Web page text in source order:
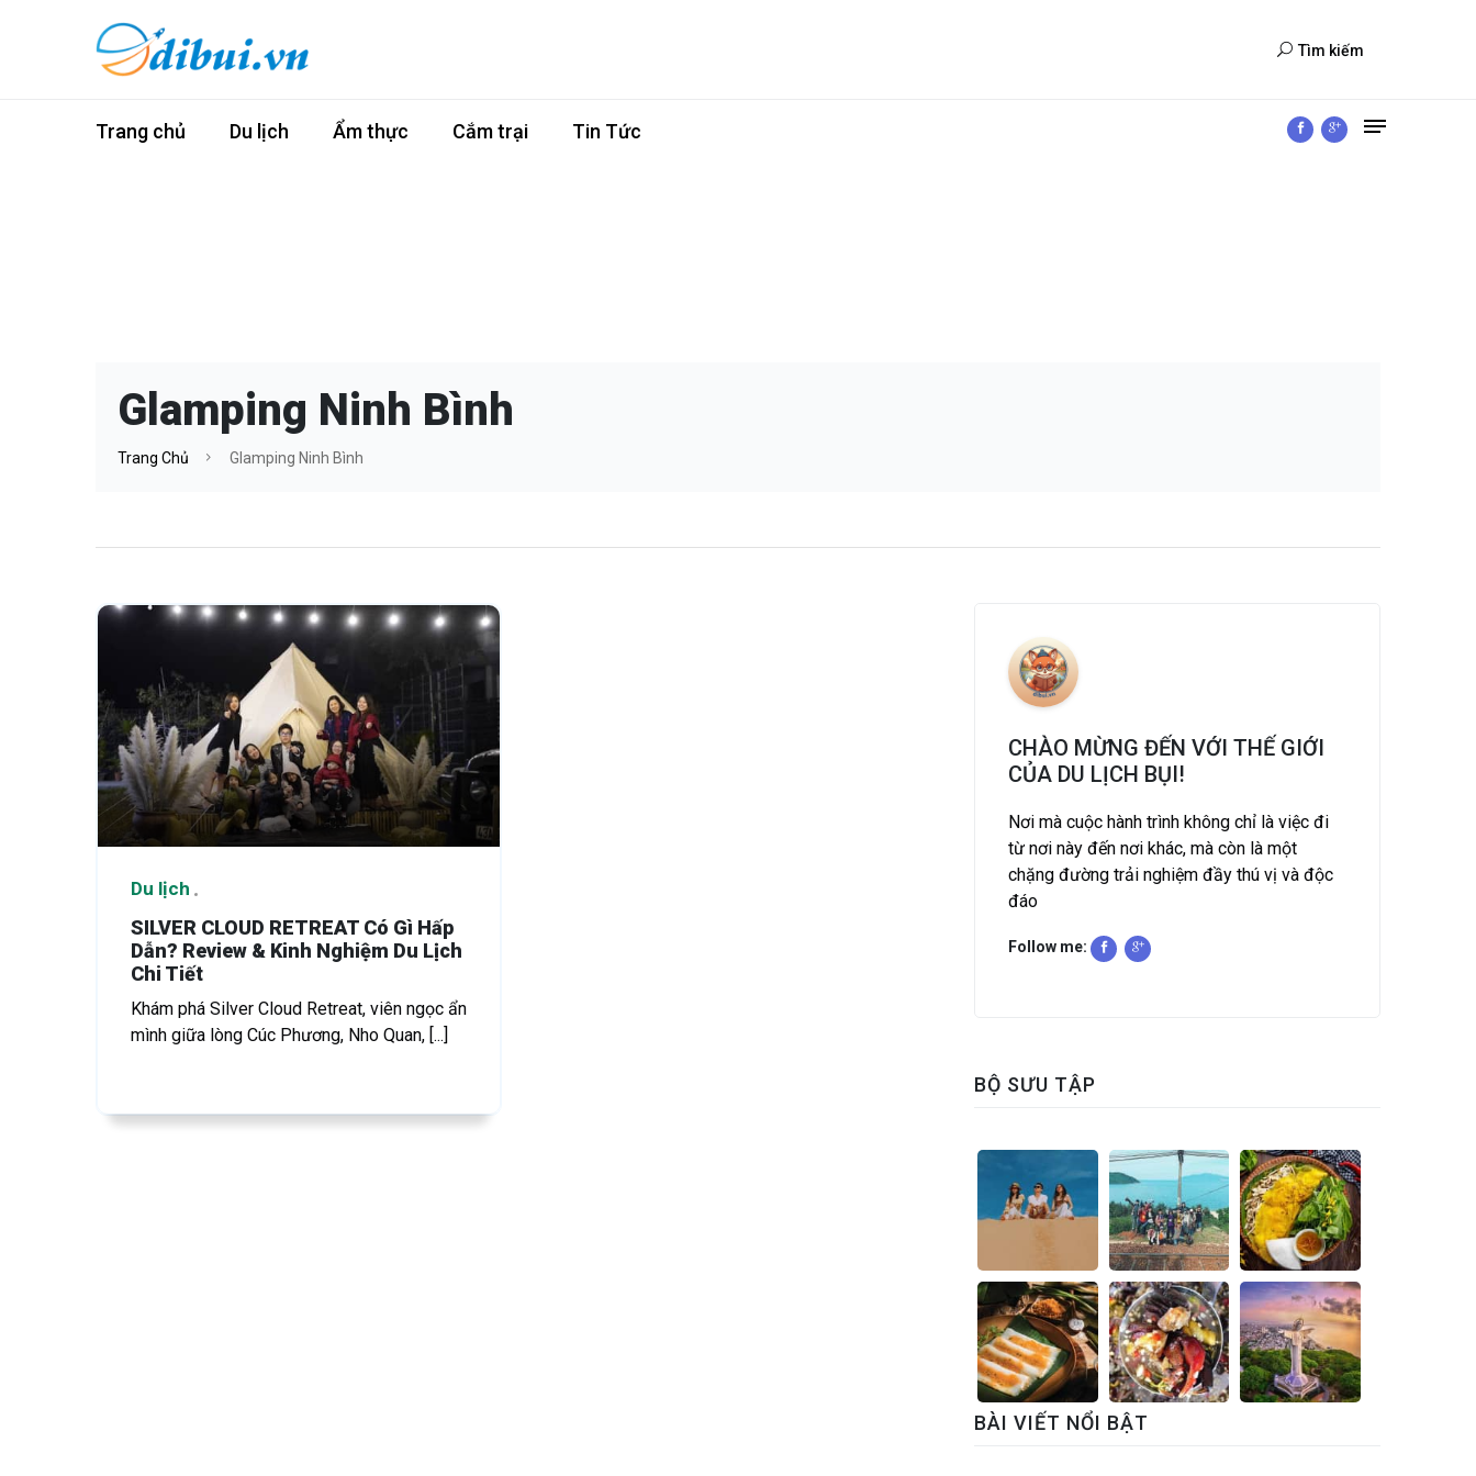
Tìm kiếm
Trang chủ Du lịch Ẩm thực Cắm trại Tin Tức
Glamping Ninh Bình
Trang Chủ Glamping Ninh Bình
Du lịch
SILVER CLOUD RETREAT Có Gì Hấp
Dẫn? Review & Kinh Nghiệm Du Lịch
Chi Tiết
Khám phá Silver Cloud Retreat, viên ngọc ẩn
mình giữa lòng Cúc Phương, Nho Quan, [...]
CHÀO MỪNG ĐẾN VỚI THẾ GIỚI
CỦA DU LỊCH BỤI!
Nơi mà cuộc hành trình không chỉ là việc đi
từ nơi này đến nơi khác, mà còn là một
chặng đường trải nghiệm đầy thú vị và độc
đáo
Follow me:
BỘ SƯU TẬP
BÀI VIẾT NỔI BẬT